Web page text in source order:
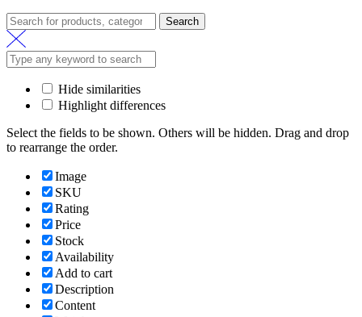
Search
for:
Search
Hide similarities
Highlight differences
Select the fields to be shown. Others will be hidden. Drag and drop
to rearrange the order.
Image
SKU
Rating
Price
Stock
Availability
Add to cart
Description
Content